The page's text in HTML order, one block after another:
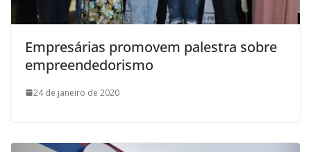
Empresárias promovem palestra sobre
empreendedorismo
24 de janeiro de 2020